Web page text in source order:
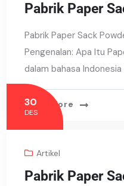
Pabrik Paper
Pabrik Paper Sack
Pengenalan: Apa Itu
dalam bahasa
Read More
30
DES
Artikel
Pabrik Paper